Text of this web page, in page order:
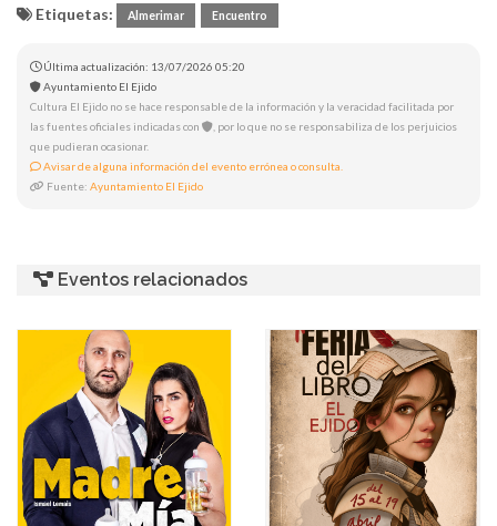
Etiquetas: Almerimar Encuentro
Última actualización: 13/07/2026 05:20
Ayuntamiento El Ejido
Cultura El Ejido no se hace responsable de la información y la veracidad facilitada por
las fuentes oficiales indicadas con
, por lo que no se responsabiliza de los perjuicios
que pudieran ocasionar.
Avisar de alguna información del evento errónea o consulta.
Fuente: Ayuntamiento El Ejido
Eventos relacionados